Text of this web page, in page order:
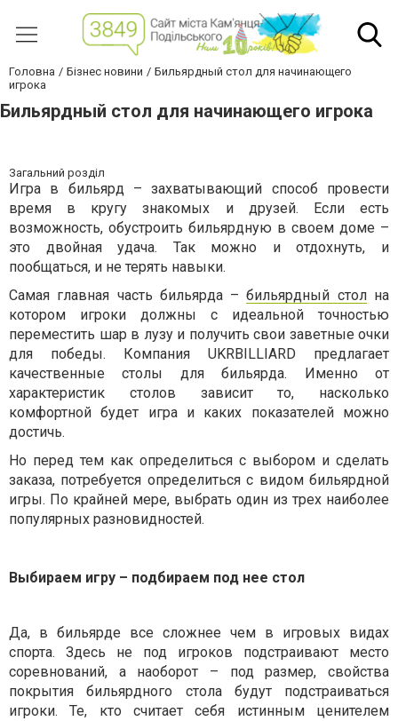
Головна Бізнес новини
Бильярдный стол для начинающего
игрока
Бильярдный стол для начинающего игрока
Загальний розділ
Игра в бильярд – захватывающий способ провести
время в кругу знакомых и друзей. Если есть
возможность, обустроить бильярдную в своем доме –
это двойная удача. Так можно и отдохнуть, и
пообщаться, и не терять навыки.
Самая главная часть бильярда –бильярдный столна
котором игроки должны с идеальной точностью
переместить шар в лузу и получить свои заветные очки
для победы. Компания UKRBILLIARD предлагает
качественные столы для бильярда. Именно от
характеристик столов зависит то, насколько
комфортной будет игра и каких показателей можно
достичь.
Но перед тем как определиться с выбором и сделать
заказа, потребуется определиться с видом бильярдной
игры. По крайней мере, выбрать один из трех наиболее
популярных разновидностей.
Выбираем игру – подбираем под нее стол
Да, в бильярде все сложнее чем в игровых видах
спорта. Здесь не под игроков подстраивают место
соревнований, а наоборот – под размер, свойства
покрытия бильярдного стола будут подстраиваться
игроки. Те, кто считает себя истинным ценителем